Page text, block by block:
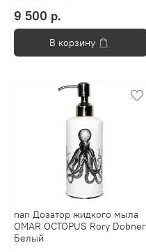
9 500 р.
В корзину
nan Дозатор жидкого мыла
OMAR OCTOPUS Rory Dobner
Белый